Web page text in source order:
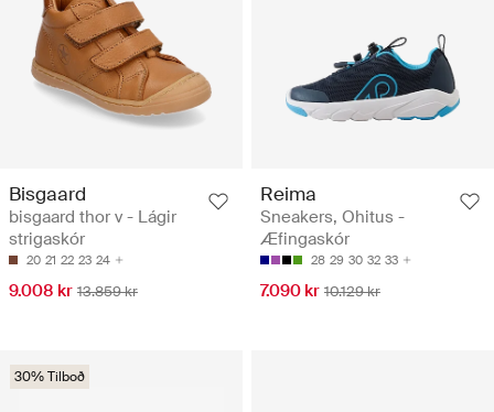
Bisgaard
bisgaard thor v - Lágir
strigaskór
20 21 22 23 24
9.008 kr 13.859 kr
Reima
Sneakers, Ohitus -
Æfingaskór
28 29 30 32 33
7.090 kr 10.129 kr
30% Tilboð